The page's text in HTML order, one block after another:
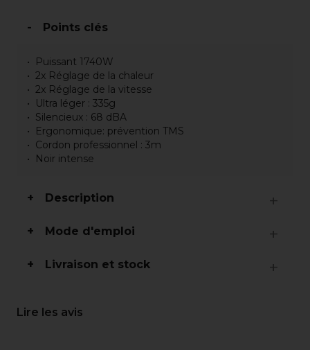
Points clés
Puissant 1740W
2x Réglage de la chaleur
2x Réglage de la vitesse
Ultra léger : 335g
Silencieux : 68 dBA
Ergonomique: prévention TMS
Cordon professionnel : 3m
Noir intense
Description
Mode d'emploi
Livraison et stock
Lire les avis